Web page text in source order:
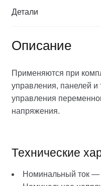
Детали
Описание
Применяются при
управления, панелей и
управления
напряжения.
Технические
Номинальный ток —